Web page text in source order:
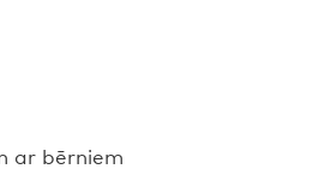
ar bērniem